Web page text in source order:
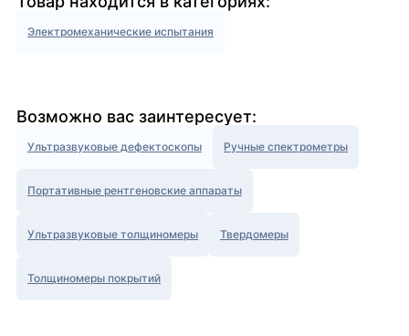
Электромеханические испытания
Возможно вас заинтересует:
Ультразвуковые дефектоскопы Ручные спектрометры
Портативные рентгеновские аппараты
Ультразвуковые толщиномеры Твердомеры
Толщиномеры покрытий